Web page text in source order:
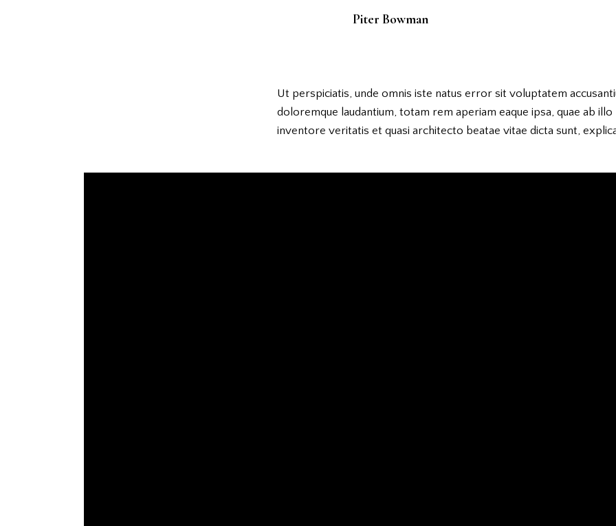
Piter Bowman
Ut perspiciatis, unde omnis iste natus error sit voluptatem
doloremque laudantium, totam rem aperiam eaque ipsa, quae ab illo
inventore veritatis et quasi architecto beatae vitae dicta sunt,